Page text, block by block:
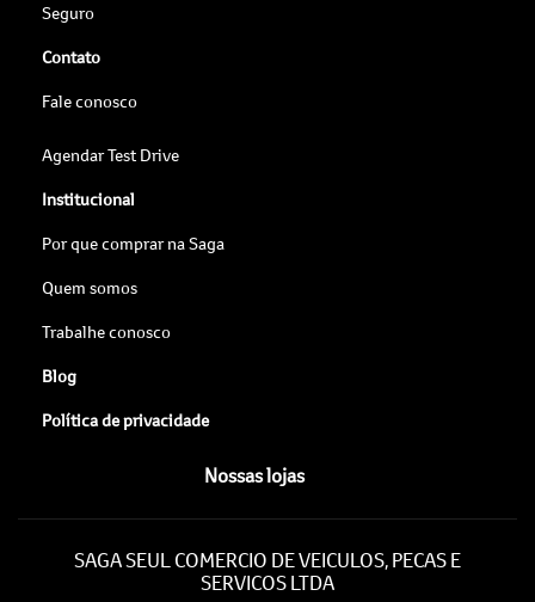
Seguro
Contato
Fale conosco
Agendar Test Drive
Institucional
Por que comprar na Saga
Quem somos
Trabalhe conosco
Blog
Política de privacidade
Nossas lojas
SAGA SEUL COMERCIO DE VEICULOS, PECAS E
SERVICOS LTDA